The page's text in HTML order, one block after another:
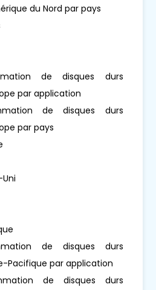
du Nord par pays
de disques durs
par application
de disques durs
par pays
de disques durs
Pacifique par application
de disques durs